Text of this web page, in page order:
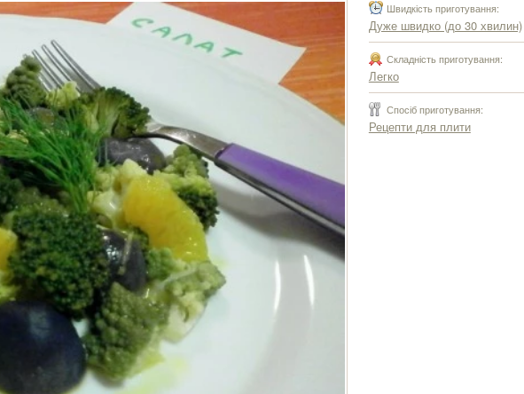
Швидкість приготування:
Дуже швидко (до 30 хвилин)
Складність приготування:
Легко
Спосіб приготування:
Рецепти для плити